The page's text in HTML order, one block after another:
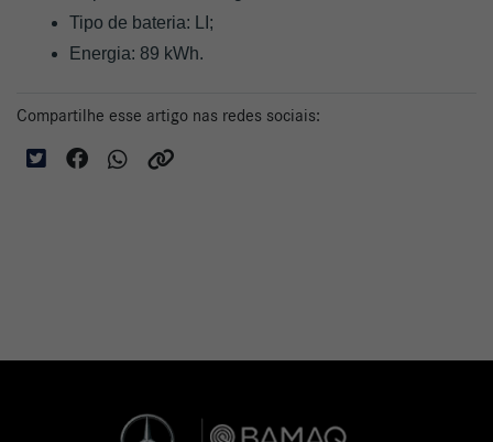
Tipo de bateria: LI;
Energia: 89 kWh.
Compartilhe esse artigo nas redes sociais: